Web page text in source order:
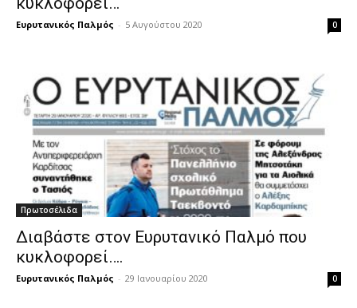
Ευρυτανικός Παλμός - 5 Αυγούστου 2020 0
Πρωτοσέλιδα
Διαβάστε στον Ευρυτανικό Παλμό που
κυκλοφορεί….
Ευρυτανικός Παλμός - 29 Ιανουαρίου 2020 0